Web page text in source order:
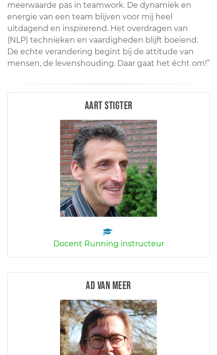
meerwaarde pas in teamwork. De dynamiek en
energie van een team blijven voor mij heel
uitdagend en inspirerend. Het overdragen van
(NLP) technieken en vaardigheden blijft boeiend.
De echte verandering begint bij de attitude van
mensen, de levenshouding. Daar gaat het écht om!”
Aart Stigter
Docent Running instructeur
Ad van Meer